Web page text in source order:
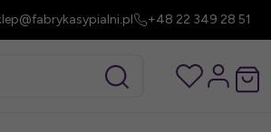
+48 22 349 28 51